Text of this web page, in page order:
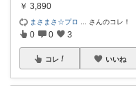
￥ 3,890
まさまさ☆プロ さんのコレ！
0 0 3
コレ いいね